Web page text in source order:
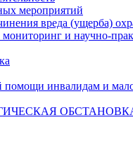
мероприятий
вреда (ущерба)
и научно-
помощи инвалидам и